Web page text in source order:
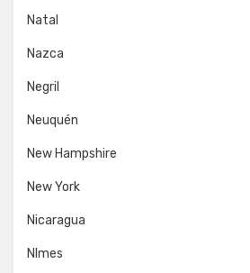
Natal
Nazca
Negril
Neuquén
New Hampshire
New York
Nicaragua
NImes